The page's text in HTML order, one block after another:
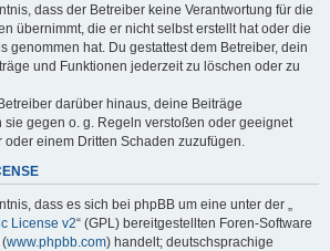
dass der Betreiber keine Verantwortung für die
übernimmt, die er nicht selbst erstellt hat oder die
genommen hat. Du gestattest dem Betreiber, dein
und Funktionen jederzeit zu löschen oder zu
darüber hinaus, deine Beiträge
sie gegen o. g. Regeln verstoßen oder geeignet
einem Dritten Schaden zuzufügen.
dass es sich bei phpBB um eine unter der „
License v2“ (GPL) bereitgestellten Foren-Software
(www.phpbb.com) handelt; deutschsprachige